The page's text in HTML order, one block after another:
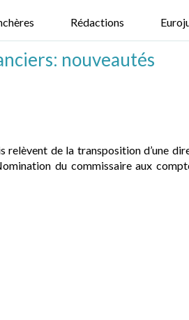
Rédactions
nouveautés
de la transposition d’une
du commissaire aux